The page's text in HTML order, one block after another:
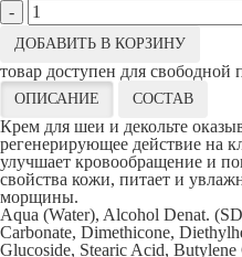
-
ДОБАВИТЬ В КОРЗИНУ
товар доступен для свободной
ОПИСАНИЕ СОСТАВ
Крем для шеи и декольте
регенерирующее действие на
улучшает кровообращение и
свойства кожи, питает и
морщины.
Aqua (Water), Alcohol Denat.
Carbonate, Dimethicone,
Glucoside, Stearic Acid,